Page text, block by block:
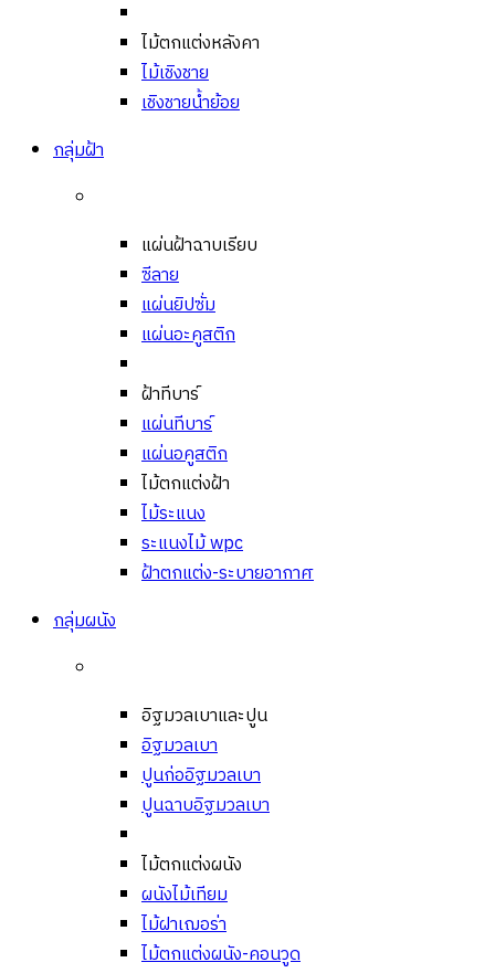
ไม้ตกแต่งหลังคา
ไม้เชิงชาย
เชิงชายน้ำย้อย
กลุ่มฝ้า
แผ่นฝ้าฉาบเรียบ
ซีลาย
แผ่นยิปซั่ม
แผ่นอะคูสติก
ฝ้าทีบาร์
แผ่นทีบาร์
แผ่นอคูสติก
ไม้ตกแต่งฝ้า
ไม้ระแนง
ระแนงไม้ wpc
ฝ้าตกแต่ง-ระบายอากาศ
กลุ่มผนัง
อิฐมวลเบาและปูน
อิฐมวลเบา
ปูนก่ออิฐมวลเบา
ปูนฉาบอิฐมวลเบา
ไม้ตกแต่งผนัง
ผนังไม้เทียม
ไม้ฝาเฌอร่า
ไม้ตกแต่งผนัง-คอนวูด